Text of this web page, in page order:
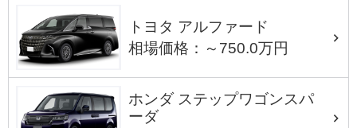
トヨタ アルファード
相場価格：～750.0万円
ホンダ ステップワゴンスパ
ーダ